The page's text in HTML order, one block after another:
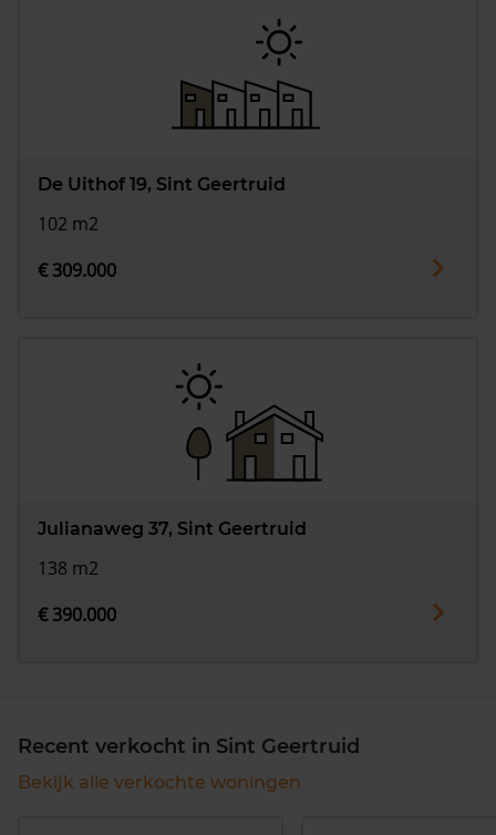
De Uithof 19, Sint Geertruid
102 m2
€ 309.000
Julianaweg 37, Sint Geertruid
138 m2
€ 390.000
Recent verkocht in Sint Geertruid
Bekijk alle verkochte woningen